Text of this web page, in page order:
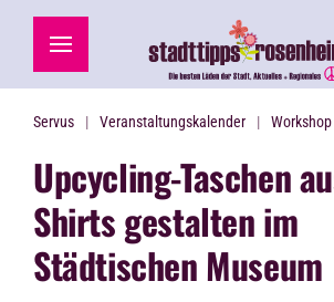
Zum Hauptinhalt springen
Servus Veranstaltungskalender Workshop
Upcycling-Taschen
Shirts gestalten im
Städtischen Museum